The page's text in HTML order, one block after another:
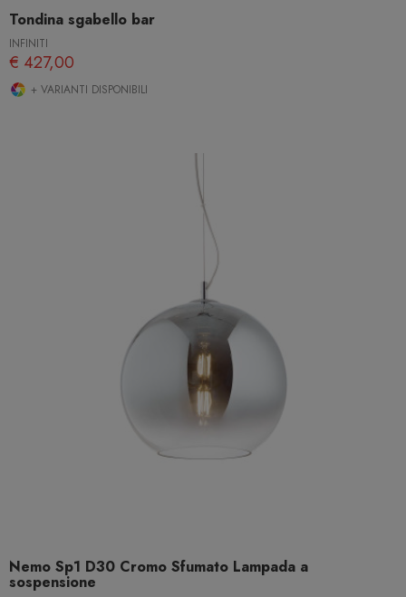
Tondina sgabello bar
INFINITI
€ 427,00
+ VARIANTI DISPONIBILI
Nemo Sp1 D30 Cromo Sfumato Lampada a
sospensione